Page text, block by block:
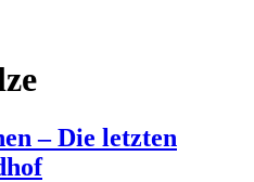
– Die letzten